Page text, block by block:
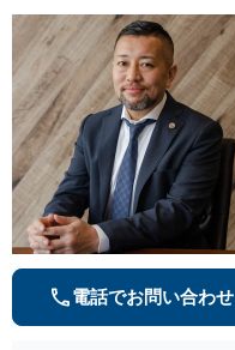
電話でお問い合わせ